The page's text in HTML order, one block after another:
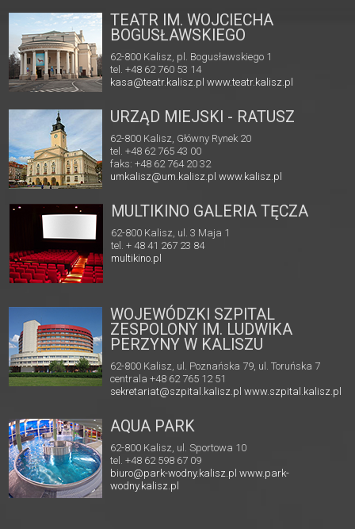
TEATR IM. WOJCIECHA
BOGUSŁAWSKIEGO
62-800 Kalisz, pl. Bogusławskiego 1
tel. +48 62 760 53 14
kasa@teatr.kalisz.pl www.teatr.kalisz.pl
URZĄD MIEJSKI - RATUSZ
62-800 Kalisz, Główny Rynek 20
tel. +48 62 765 43 00
faks: +48 62 764 20 32
umkalisz@um.kalisz.plwww.kalisz.pl
MULTIKINO GALERIA TĘCZA
62-800 Kalisz, ul. 3 Maja 1
tel. + 48 41 267 23 84
multikino.pl
WOJEWÓDZKI SZPITAL
ZESPOLONY IM. LUDWIKA
PERZYNY W KALISZU
62-800 Kalisz, ul. Poznańska 79, ul. Toruńska 7
centrala +48 62 765 12 51
sekretariat@szpital.kalisz.pl www.szpital.kalisz.pl
AQUA PARK
62-800 Kalisz, ul. Sportowa 10
tel. +48 62 598 67 09
biuro@park-wodny.kalisz.pl www.park-
wodny.kalisz.pl